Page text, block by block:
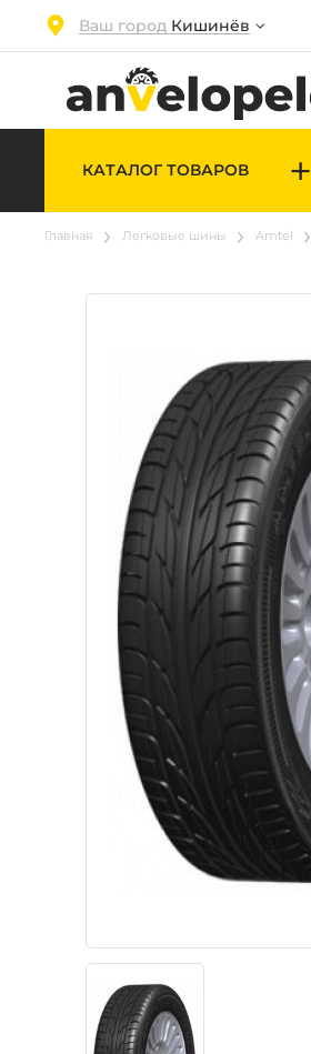
Ваш город Кишинёв
КАТАЛОГ ТОВАРОВ +
Главная Легковые шины Amtel